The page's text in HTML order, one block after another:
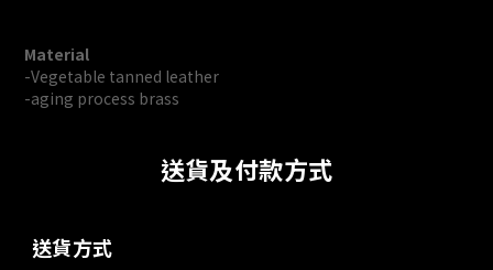
Material
-Vegetable tanned leather
-aging process brass
送貨及付款方式
送貨方式